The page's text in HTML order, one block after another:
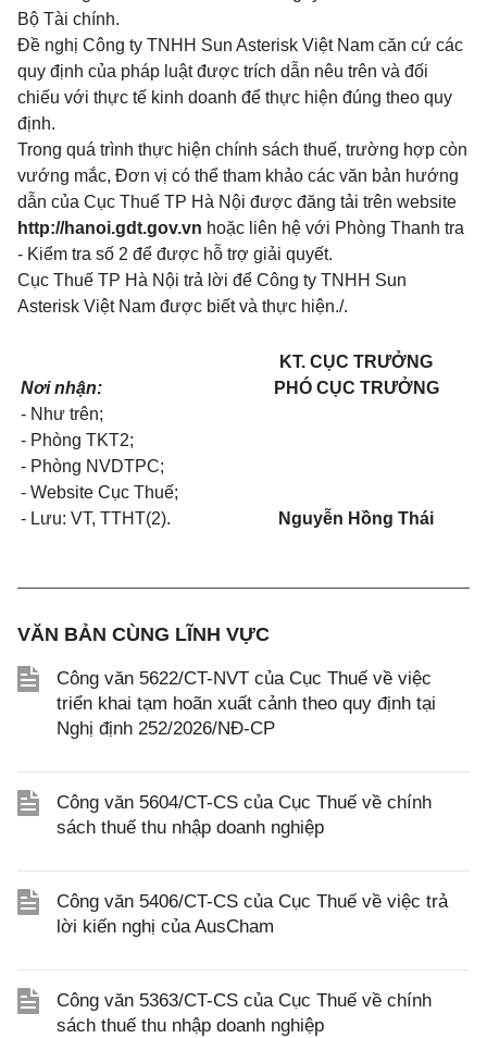
Bộ Tài chính.
Đề nghị Công ty TNHH Sun Asterisk Việt Nam căn cứ các
quy định của pháp luật được trích dẫn nêu trên và đối
chiếu với thực tế kinh doanh để thực hiện đúng theo quy
định.
Trong quá trình thực hiện chính sách thuế, trường hợp còn
vướng mắc, Đơn vị có thể tham khảo các văn bản hướng
dẫn của Cục Thuế TP Hà Nội được đăng tải trên website
http://hanoi.gdt.gov.vn hoặc liên hệ với Phòng Thanh tra
- Kiểm tra số 2 để được hỗ trợ giải quyết.
Cục Thuế TP Hà Nội trả lời để Công ty TNHH Sun
Asterisk Việt Nam được biết và thực hiện./.
Nơi nhận:
- Như trên;
- Phòng TKT2;
- Phòng NVDTPC;
- Website Cục Thuế;
- Lưu: VT, TTHT(2).
KT. CỤC TRƯỞNG
PHÓ CỤC TRƯỞNG
Nguyễn Hồng Thái
VĂN BẢN CÙNG LĨNH VỰC
Công văn 5622/CT-NVT của Cục Thuế về việc
triển khai tạm hoãn xuất cảnh theo quy định tại
Nghị định 252/2026/NĐ-CP
Công văn 5604/CT-CS của Cục Thuế về chính
sách thuế thu nhập doanh nghiệp
Công văn 5406/CT-CS của Cục Thuế về việc trả
lời kiến nghị của AusCham
Công văn 5363/CT-CS của Cục Thuế về chính
sách thuế thu nhập doanh nghiệp